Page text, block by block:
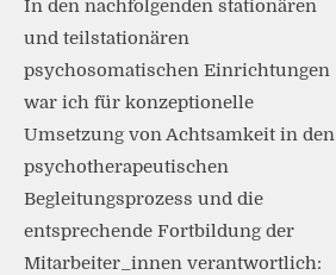
In den nachfolgenden stationären
und teilstationären
psychosomatischen Einrichtungen
war ich für konzeptionelle
Umsetzung von Achtsamkeit in den
psychotherapeutischen
Begleitungsprozess und die
entsprechende Fortbildung der
Mitarbeiter_innen verantwortlich: